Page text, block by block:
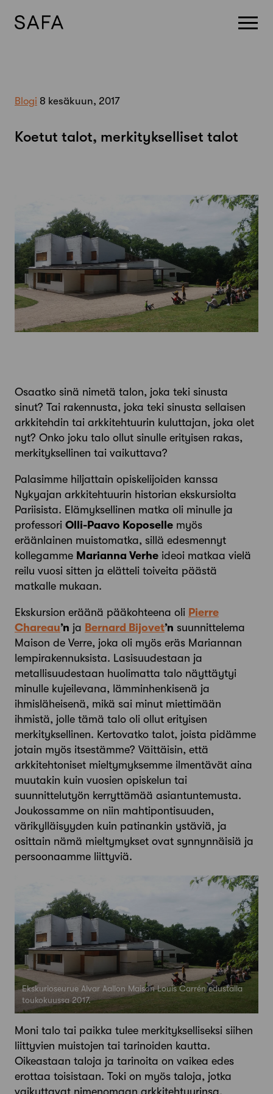
Blogi 8 kesäkuun, 2017
Koetut talot, merkitykselliset talot
Osaatko sinä nimetä talon, joka teki sinusta
sinut? Tai rakennusta, joka teki sinusta sellaisen
arkkitehdin tai arkkitehtuurin kuluttajan, joka olet
nyt? Onko joku talo ollut sinulle erityisen rakas,
merkityksellinen tai vaikuttava?
Palasimme hiljattain opiskelijoiden kanssa
Nykyajan arkkitehtuurin historian ekskursiolta
Pariisista. Elämyksellinen matka oli minulle ja
professori Olli-Paavo Koposelle myös
eräänlainen muistomatka, sillä edesmennyt
kollegamme Marianna Verhe ideoi matkaa vielä
reilu vuosi sitten ja elätteli toiveita päästä
matkalle mukaan.
Ekskursion eräänä pääkohteena oli Pierre
Chareau’n ja Bernard Bijovet’n suunnittelema
Maison de Verre, joka oli myös eräs Mariannan
lempirakennuksista. Lasisuudestaan ja
metallisuudestaan huolimatta talo näyttäytyi
minulle kujeilevana, lämminhenkisenä ja
ihmisläheisenä, mikä sai minut miettimään
ihmistä, jolle tämä talo oli ollut erityisen
merkityksellinen. Kertovatko talot, joista pidämme
jotain myös itsestämme? Väittäisin, että
arkkitehtoniset mieltymyksemme ilmentävät aina
muutakin kuin vuosien opiskelun tai
suunnittelutyön kerryttämää asiantuntemusta.
Joukossamme on niin mahtipontisuuden,
värikylläisyyden kuin patinankin ystäviä, ja
osittain nämä mieltymykset ovat synnynnäisiä ja
persoonaamme liittyviä.
Ekskurioseurue Alvar Aallon Maison Louis Carrén edustalla
toukokuussa 2017.
Moni talo tai paikka tulee merkitykselliseksi siihen
liittyvien muistojen tai tarinoiden kautta.
Oikeastaan taloja ja tarinoita on vaikea edes
erottaa toisistaan. Toki on myös taloja, jotka
vaikuttavat nimenomaan arkkitehtuurinsa,